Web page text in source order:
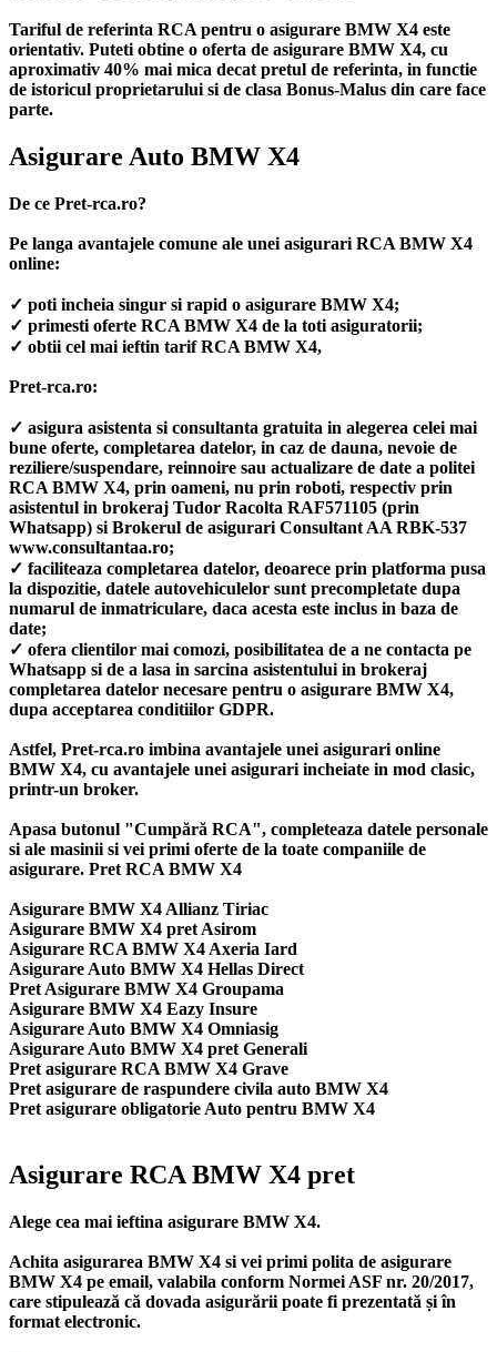
Tariful de referinta RCA pentru o asigurare BMW X4 este
orientativ. Puteti obtine o oferta de asigurare BMW X4, cu
aproximativ 40% mai mica decat pretul de referinta, in functie
de istoricul proprietarului si de clasa Bonus-Malus din care face
parte.
Asigurare Auto BMW X4
De ce Pret-rca.ro?
Pe langa avantajele comune ale unei asigurari RCA BMW X4
online:
✓ poti incheia singur si rapid o asigurare BMW X4;
✓ primesti oferte RCA BMW X4 de la toti asiguratorii;
✓ obtii cel mai ieftin tarif RCA BMW X4,
Pret-rca.ro:
✓ asigura asistenta si consultanta gratuita in alegerea celei mai
bune oferte, completarea datelor, in caz de dauna, nevoie de
reziliere/suspendare, reinnoire sau actualizare de date a politei
RCA BMW X4, prin oameni, nu prin roboti, respectiv prin
asistentul in brokeraj Tudor Racolta RAF571105 (prin
Whatsapp) si Brokerul de asigurari Consultant AA RBK-537
www.consultantaa.ro;
✓ faciliteaza completarea datelor, deoarece prin platforma pusa
la dispozitie, datele autovehiculelor sunt precompletate dupa
numarul de inmatriculare, daca acesta este inclus in baza de
date;
✓ ofera clientilor mai comozi, posibilitatea de a ne contacta pe
Whatsapp si de a lasa in sarcina asistentului in brokeraj
completarea datelor necesare pentru o asigurare BMW X4,
dupa acceptarea conditiilor GDPR.
Astfel, Pret-rca.ro imbina avantajele unei asigurari online
BMW X4, cu avantajele unei asigurari incheiate in mod clasic,
printr-un broker.
Apasa butonul "Cumpără RCA", completeaza datele personale
si ale masinii si vei primi oferte de la toate companiile de
asigurare. Pret RCA BMW X4
Asigurare BMW X4 Allianz Tiriac
Asigurare BMW X4 pret Asirom
Asigurare RCA BMW X4 Axeria Iard
Asigurare Auto BMW X4 Hellas Direct
Pret Asigurare BMW X4 Groupama
Asigurare BMW X4 Eazy Insure
Asigurare Auto BMW X4 Omniasig
Asigurare Auto BMW X4 pret Generali
Pret asigurare RCA BMW X4 Grave
Pret asigurare de raspundere civila auto BMW X4
Pret asigurare obligatorie Auto pentru BMW X4
Asigurare RCA BMW X4 pret
Alege cea mai ieftina asigurare BMW X4.
Achita asigurarea BMW X4 si vei primi polita de asigurare
BMW X4 pe email, valabila conform Normei ASF nr. 20/2017,
care stipulează că dovada asigurării poate fi prezentată și în
format electronic.